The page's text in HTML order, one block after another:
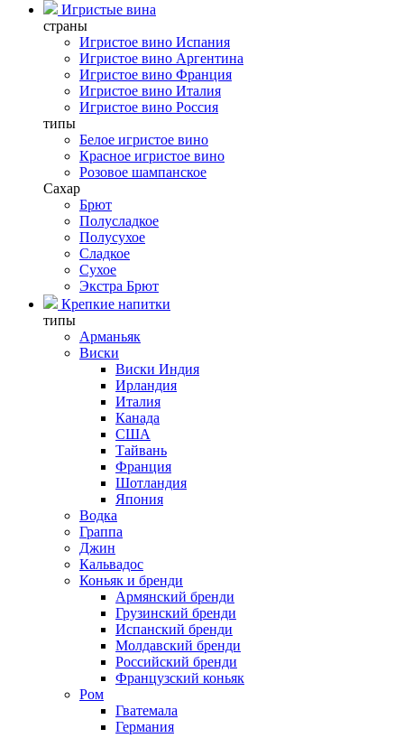
Игристые вина
страны
Игристое вино Испания
Игристое вино Аргентина
Игристое вино Франция
Игристое вино Италия
Игристое вино Россия
типы
Белое игристое вино
Красное игристое вино
Розовое шампанское
Сахар
Брют
Полусладкое
Полусухое
Сладкое
Сухое
Экстра Брют
Крепкие напитки
типы
Арманьяк
Виски
Виски Индия
Ирландия
Италия
Канада
США
Тайвань
Франция
Шотландия
Япония
Водка
Граппа
Джин
Кальвадос
Коньяк и бренди
Армянский бренди
Грузинский бренди
Испанский бренди
Молдавский бренди
Российский бренди
Французский коньяк
Ром
Гватемала
Германия